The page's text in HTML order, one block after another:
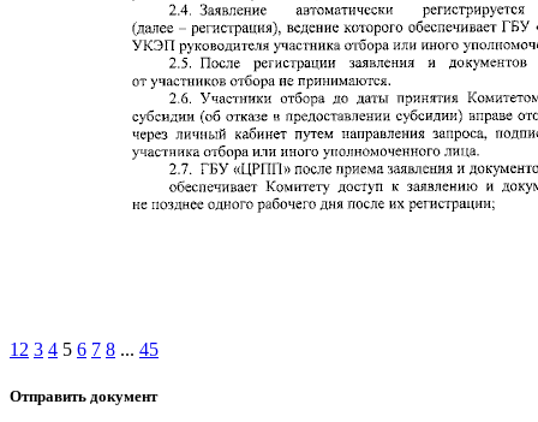
1 2 3 4 5 6 7 8 ... 45
Отправить документ